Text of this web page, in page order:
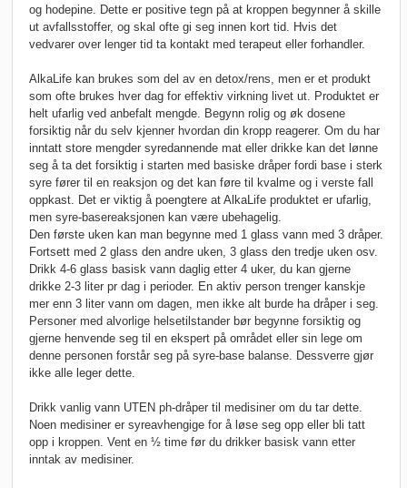
og hodepine. Dette er positive tegn på at kroppen begynner å skille
ut avfallsstoffer, og skal ofte gi seg innen kort tid. Hvis det
vedvarer over lenger tid ta kontakt med terapeut eller forhandler.
AlkaLife kan brukes som del av en detox/rens, men er et produkt
som ofte brukes hver dag for effektiv virkning livet ut. Produktet er
helt ufarlig ved anbefalt mengde. Begynn rolig og øk dosene
forsiktig når du selv kjenner hvordan din kropp reagerer. Om du har
inntatt store mengder syredannende mat eller drikke kan det lønne
seg å ta det forsiktig i starten med basiske dråper fordi base i sterk
syre fører til en reaksjon og det kan føre til kvalme og i verste fall
oppkast. Det er viktig å poengtere at AlkaLife produktet er ufarlig,
men syre-basereaksjonen kan være ubehagelig.
Den første uken kan man begynne med 1 glass vann med 3 dråper.
Fortsett med 2 glass den andre uken, 3 glass den tredje uken osv.
Drikk 4-6 glass basisk vann daglig etter 4 uker, du kan gjerne
drikke 2-3 liter pr dag i perioder. En aktiv person trenger kanskje
mer enn 3 liter vann om dagen, men ikke alt burde ha dråper i seg.
Personer med alvorlige helsetilstander bør begynne forsiktig og
gjerne henvende seg til en ekspert på området eller sin lege om
denne personen forstår seg på syre-base balanse. Dessverre gjør
ikke alle leger dette.
Drikk vanlig vann UTEN ph-dråper til medisiner om du tar dette.
Noen medisiner er syreavhengige for å løse seg opp eller bli tatt
opp i kroppen. Vent en ½ time før du drikker basisk vann etter
inntak av medisiner.